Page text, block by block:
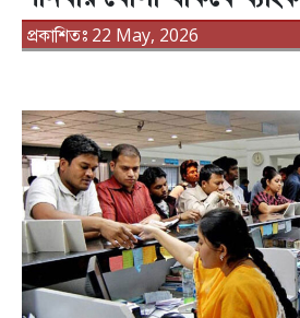
প্রকাশিতঃ 22 May, 2026